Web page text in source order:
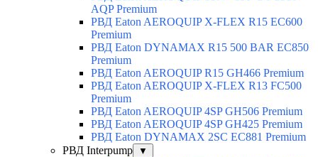
AQP Premium
РВД Eaton AEROQUIP X-FLEX R15 EC600
Premium
РВД Eaton DYNAMAX R15 500 BAR EC850
Premium
РВД Eaton AEROQUIP R15 GH466 Premium
РВД Eaton AEROQUIP X-FLEX R13 FC500
Premium
РВД Eaton AEROQUIP 4SP GH506 Premium
РВД Eaton AEROQUIP 4SP GH425 Premium
РВД Eaton DYNAMAX 2SC EC881 Premium
РВД Interpump
▼